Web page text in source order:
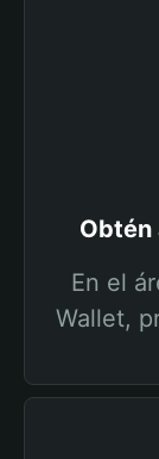
Obtén
En el
Wallet,